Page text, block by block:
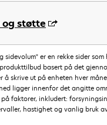
og støtte
sidevolum" er en rekke sider
basert på det
å skrive ut på enheten hver
ligger innenfor det angitte
faktorer, inkludert:
hastighet og vanlig bruk